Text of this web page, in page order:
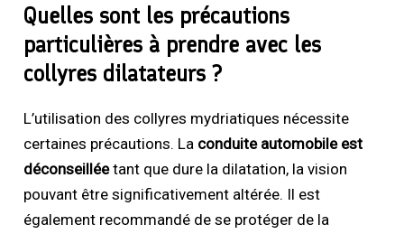
Quelles sont les précautions
particulières à prendre avec les
collyres dilatateurs ?
L’utilisation des collyres mydriatiques nécessite
certaines précautions. La conduite automobile est
déconseilléetant que dure la dilatation, la vision
pouvant être significativement altérée. Il est
également recommandé de se protéger de la